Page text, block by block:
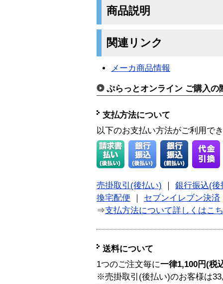
商品説明
関連リンク
メーカ商品情報
ぷらっとオンライン ご購入の
支払方法について
以下のお支払い方法がご利用で
売掛取引(後払い)
銀行振込(後
換宅配便
セブンイレブン決済
⇒支払方法について詳しくはこ
送料について
1つのご注文毎に一律1,100円(税
※売掛取引(後払い)のお客様は